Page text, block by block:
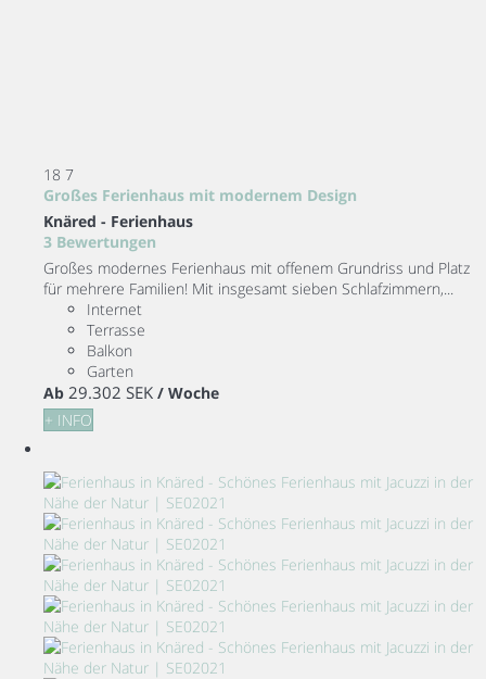
18 7
Großes Ferienhaus mit modernem Design
Knäred - Ferienhaus
3 Bewertungen
Großes modernes Ferienhaus mit offenem Grundriss und Platz
für mehrere Familien! Mit insgesamt sieben Schlafzimmern,...
Internet
Terrasse
Balkon
Garten
Ab 29.302 SEK / Woche
+ INFO